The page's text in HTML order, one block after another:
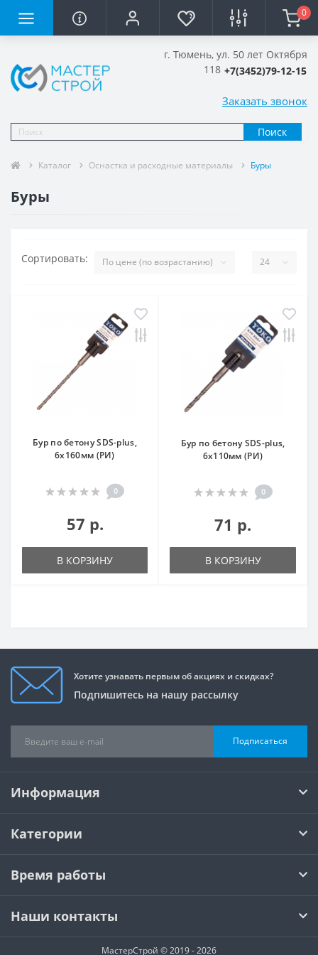
0
Поиск
г. Тюмень, ул. 50 лет Октября
118 +7(3452)79-12-15
Заказать звонок
Каталог Оснастка и расходные материалы Буры
Буры
Сортировать:
Бур по бетону SDS-plus,
6x160мм (РИ)
0
57 р.
В КОРЗИНУ
Бур по бетону SDS-plus,
6x110мм (РИ)
0
71 р.
В КОРЗИНУ
Хотите узнавать первым об акциях и скидках?
Подпишитесь на нашу рассылку
Подписаться
Информация
Категории
Время работы
Наши контакты
МастерСтрой © 2019 - 2026